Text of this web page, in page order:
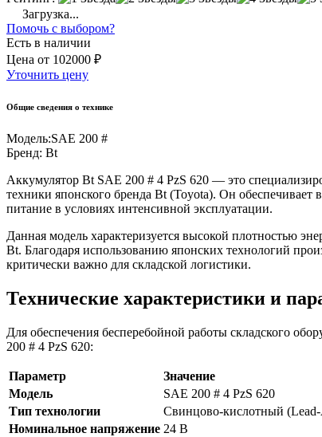
Загрузка...
Помочь с выбором?
Есть в наличии
Цена от 102000 ₽
Уточнить цену
Общие сведения о технике
Модель:SAE 200 #
Бренд: Bt
Аккумулятор Bt SAE 200 # 4 PzS 620 — это
техники японского бренда Bt (Toyota). Он
питание в условиях интенсивной эксплуатации.
Данная модель характеризуется высокой плотностью
Bt. Благодаря использованию японских технологий
критически важно для складской логистики.
Технические характеристики и
Для обеспечения бесперебойной работы складского
200 # 4 PzS 620:
Параметр
Значение
Модель
SAE 200 # 4 PzS 620
Тип технологии
Свинцово-кислотный
Номинальное напряжение 24 В